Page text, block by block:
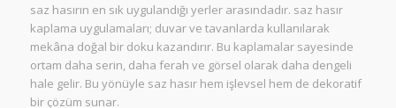
saz hasırın en sık uygulandığı yerler arasındadır. saz hasır
kaplama uygulamaları; duvar ve tavanlarda kullanılarak
mekâna doğal bir doku kazandırır. Bu kaplamalar sayesinde
ortam daha serin, daha ferah ve görsel olarak daha dengeli
hale gelir. Bu yönüyle saz hasır hem işlevsel hem de dekoratif
bir çözüm sunar.